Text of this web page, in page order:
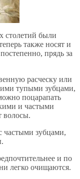
столетий были
также носят и
прядь за
расческу или
тупыми зубцами,
поцарапать
и частыми
волосы.
частыми зубцами,
и по
легко очищаются.